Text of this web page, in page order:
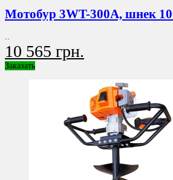
Мотобур 3WT-300A, шнек
10 565 грн.
Заказать